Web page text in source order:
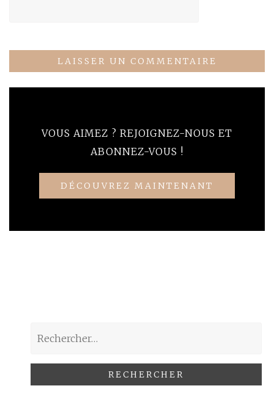
VOUS AIMEZ ? REJOIGNEZ-NOUS ET
ABONNEZ-VOUS !
DÉCOUVREZ MAINTENANT
Rechercher :